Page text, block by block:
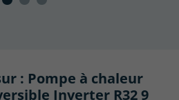
: Pompe à chaleur
Inverter R32 9